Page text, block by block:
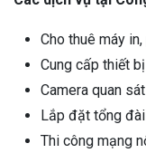
Cho thuê máy
Cung cấp thiết
Camera quan sát
Lắp đặt tổng
Thi công mạng